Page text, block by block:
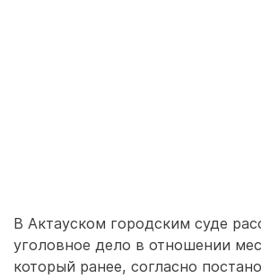
В Актауском городским суде
уголовное дело в отношении
который ранее, согласно